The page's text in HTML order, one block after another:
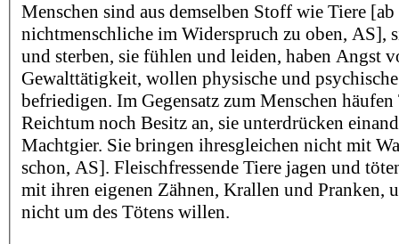
Menschen sind aus demselben Stoff wie Tiere
nichtmenschliche im Widerspruch zu oben, AS],
und sterben, sie fühlen und leiden, haben Angst
Gewalttätigkeit, wollen physische und
befriedigen. Im Gegensatz zum Menschen häufen
Reichtum noch Besitz an, sie unterdrücken
Machtgier. Sie bringen ihresgleichen nicht mit
schon, AS]. Fleischfressende Tiere jagen und
mit ihren eigenen Zähnen, Krallen und Pranken,
nicht um des Tötens willen.